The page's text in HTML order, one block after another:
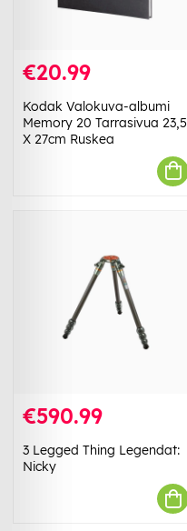
€20.99
Kodak Valokuva-albumi
Memory 20 Tarrasivua 23,5
X 27cm Ruskea
€590.99
3 Legged Thing Legendat:
Nicky